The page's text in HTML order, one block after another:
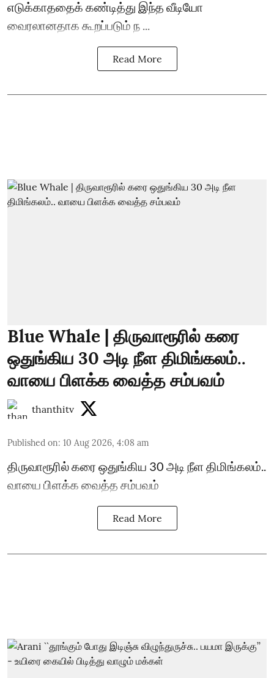
எடுக்காததைக் கண்டித்து இந்த வீடியோ
வைரலானதாக கூறப்படும் ந ...
Read More
Blue Whale | திருவாரூரில் கரை
ஒதுங்கிய 30 அடி நீள திமிங்கலம்..
வாயை பிளக்க வைத்த சம்பவம்
thanthitv
Published on: 10 Aug 2026, 4:08 am
திருவாரூரில் கரை ஒதுங்கிய 30 அடி நீள திமிங்கலம்..
வாயை பிளக்க வைத்த சம்பவம்
Read More